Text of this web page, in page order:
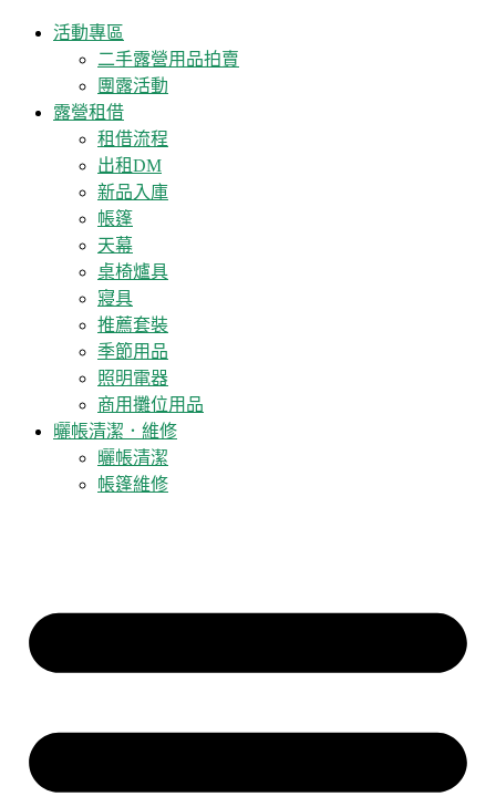
活動專區
二手露營用品拍賣
團露活動
露營租借
租借流程
出租DM
新品入庫
帳篷
天幕
桌椅爐具
寢具
推薦套裝
季節用品
照明電器
商用攤位用品
曬帳清潔．維修
曬帳清潔
帳篷維修